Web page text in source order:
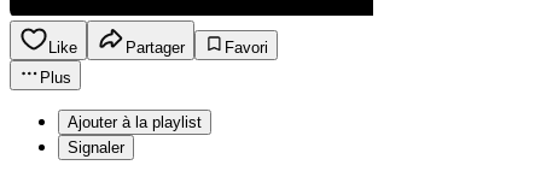
Like Partager
Favori
Plus
Ajouter à la playlist
Signaler